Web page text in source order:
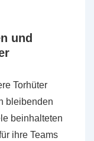
und
Torhüter
bleibenden
beinhalteten
ihre Teams